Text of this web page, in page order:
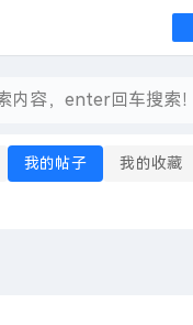
我的帖子 我的收藏